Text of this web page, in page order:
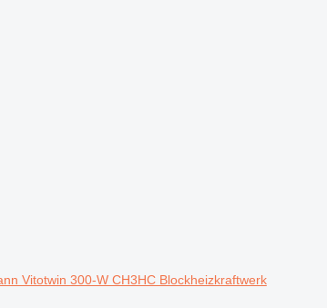
Vitotwin 300-W CH3HC Blockheizkraftwerk